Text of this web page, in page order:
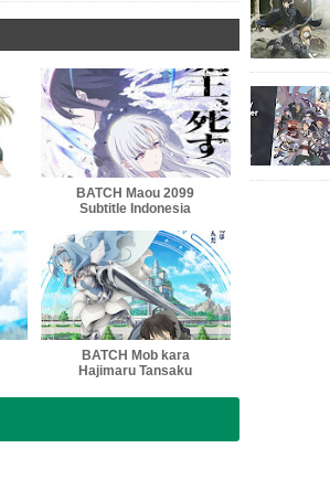
BATCH Maou 2099
Subtitle Indonesia
BATCH Mob kara
Hajimaru Tansaku
Indonesia